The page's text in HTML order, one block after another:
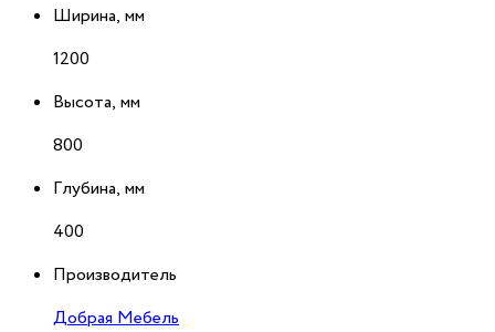
Ширина, мм
1200
Высота, мм
800
Глубина, мм
400
Производитель
Добрая Мебель